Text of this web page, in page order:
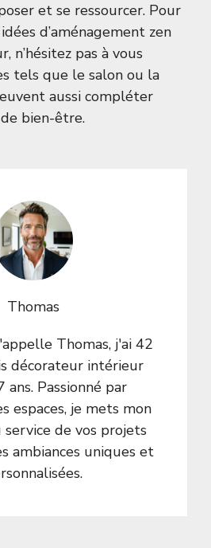
et se ressourcer. Pour
d’aménagement zen
n’hésitez pas à vous
tels que le salon ou la
aussi compléter
bien-être.
Thomas
Thomas, j'ai 42
décorateur intérieur
ans. Passionné par
espaces, je mets mon
de vos projets
ambiances uniques et